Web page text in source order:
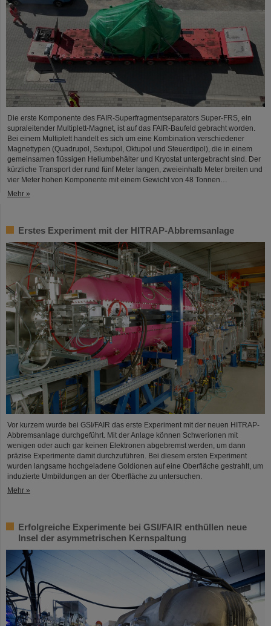
Die erste Komponente des FAIR-Superfragmentseparators Super-FRS, ein
supraleitender Multiplett-Magnet, ist auf das FAIR-Baufeld gebracht worden.
Bei einem Multiplett handelt es sich um eine Kombination verschiedener
Magnettypen (Quadrupol, Sextupol, Oktupol und Steuerdipol), die in einem
gemeinsamen flüssigen Heliumbehälter und Kryostat untergebracht sind. Der
kürzliche Transport der rund fünf Meter langen, zweieinhalb Meter breiten und
vier Meter hohen Komponente mit einem Gewicht von 48 Tonnen…
Mehr »
Erstes Experiment mit der HITRAP-Abbremsanlage
Vor kurzem wurde bei GSI/FAIR das erste Experiment mit der neuen HITRAP-
Abbremsanlage durchgeführt. Mit der Anlage können Schwerionen mit
wenigen oder auch gar keinen Elektronen abgebremst werden, um dann
präzise Experimente damit durchzuführen. Bei diesem ersten Experiment
wurden langsame hochgeladene Goldionen auf eine Oberfläche gestrahlt, um
induzierte Umbildungen an der Oberfläche zu untersuchen.
Mehr »
Erfolgreiche Experimente bei GSI/FAIR enthüllen neue
Insel der asymmetrischen Kernspaltung